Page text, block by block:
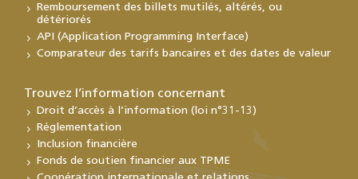
Remboursement des billets mutilés, altérés, ou
détériorés
API (Application Programming Interface)
Comparateur des tarifs bancaires et des dates de valeur
Trouvez l’information concernant
Droit d’accès à l’information (loi n°31-13)
Réglementation
Inclusion financière
Fonds de soutien financier aux TPME